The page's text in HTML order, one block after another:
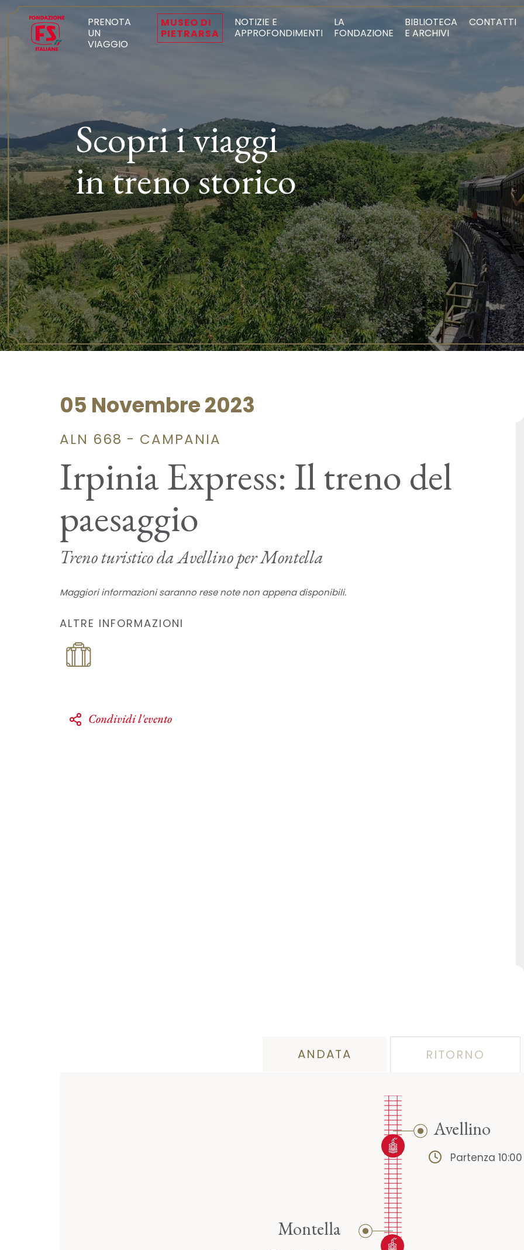
PRENOTA
UN
VIAGGIO
MUSEO DI
PIETRARSA
NOTIZIE E
APPROFONDIMENTI
LA
FONDAZIONE
BIBLIOTECA
E ARCHIVI
CONTATTI
Scopri i viaggi
in treno storico
05 Novembre 2023
ALN 668 - CAMPANIA
Irpinia Express: Il treno del
paesaggio
Treno turistico da Avellino per Montella
Maggiori informazioni saranno rese note non appena disponibili.
ALTRE INFORMAZIONI
Condividi l'evento
ANDATA RITORNO
Avellino
Partenza 10:00
Montella